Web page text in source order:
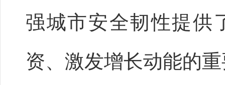
强城市安全韧性提供
资、激发增长动能的